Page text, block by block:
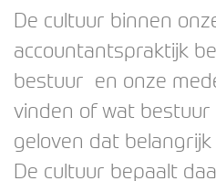
De cultuur binnen
accountantspraktijk
bestuur en onze
vinden of wat
geloven dat
De cultuur bepaalt